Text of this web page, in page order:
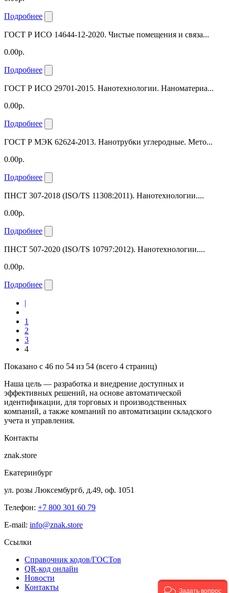
Подробнее
ГОСТ Р ИСО 14644-12-2020. Чистые помещения и связа...
0.00р.
Подробнее
ГОСТ Р ИСО 29701-2015. Нанотехнологии. Наноматериа...
0.00р.
Подробнее
ГОСТ Р МЭК 62624-2013. Нанотрубки углеродные. Мето...
0.00р.
Подробнее
ПНСТ 307-2018 (ISO/TS 11308:2011). Нанотехнологии....
0.00р.
Подробнее
ПНСТ 507-2020 (ISO/TS 10797:2012). Нанотехнологии....
0.00р.
Подробнее
|
1
2
3
4
Показано с 46 по 54 из 54 (всего 4 страниц)
Наша цель — разработка и внедрение доступных и
эффективных решений, на основе автоматической
идентификации, для торговых и производственных
компаний, а также компаний по автоматизации складского
учета и управления.
Контакты
znak.store
Екатеринбург
ул. розы Люксембургб, д.49, оф. 1051
Телефон: +7 800 301 60 79
E-mail: info@znak.store
Ссылки
Справочник кодов/ГОСТов
QR-код онлайн
Новости
Контакты
Задать вопрос